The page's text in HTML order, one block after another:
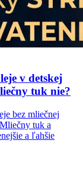
v detskej
tuk nie?
bez mliečnej
tuk a
a ľahšie